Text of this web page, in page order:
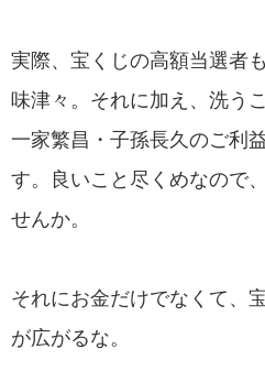
実際、宝くじの高額当選者
味津々。それに加え、洗う
一家繁昌・子孫長久のご利
す。良いこと尽くめなので
せんか。
それにお金だけでなくて、
が広がるな。